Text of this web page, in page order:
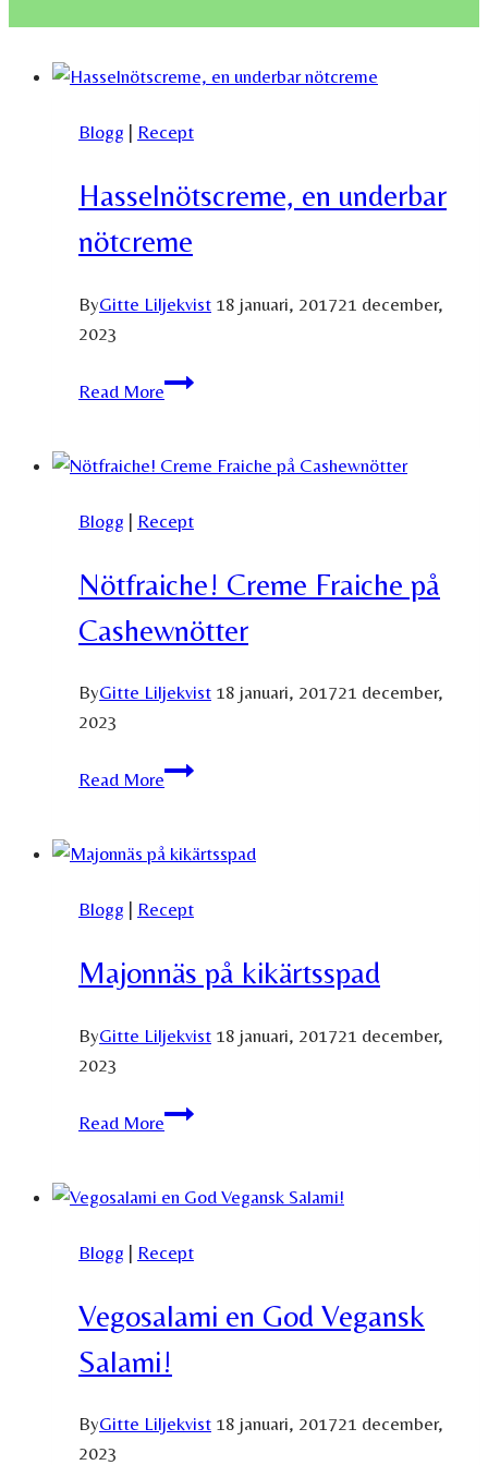
Blogg Recept
Hasselnötscreme, en underbar
nötcreme
ByGitte Liljekvist 18 januari, 201721 december,
2023
Read MoreHasselnötscreme,
nötcreme
Blogg | Recept
Nötfraiche! Creme Fraiche på
Cashewnötter
ByGitte Liljekvist 18 januari, 201721 december,
2023
Read MoreNötfraiche!
på
Blogg
Recept
Majonnäs på kikärtsspad
ByGitte Liljekvist 18 januari, 201721 december,
2023
Read MoreMajonnäs
Blogg | Recept
Vegosalami en God Vegansk
Salami!
ByGitte Liljekvist 18 januari, 201721 december,
2023